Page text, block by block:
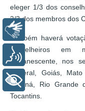
eleger 1/3 dos
2/3 dos membros dos
Também haverá
conselheiros em
remanescente, nos
Federal, Goiás,
Paraná, Rio Grande
Tocantins.
Voz
+